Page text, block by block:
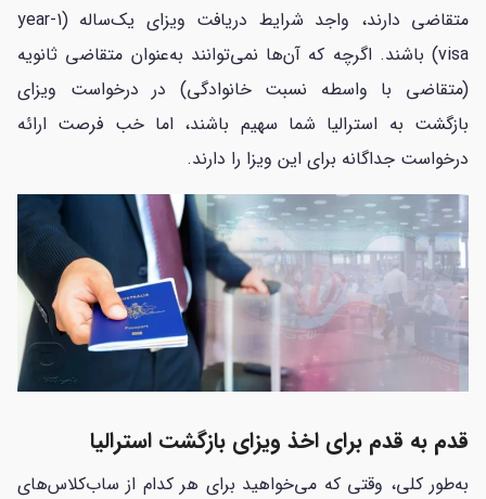
متقاضی دارند، واجد شرایط دریافت ویزای یک‌ساله (1-year
visa) باشند. اگرچه که آن‌ها نمی‌توانند به‌عنوان متقاضی ثانویه
(متقاضی با واسطه نسبت خانوادگی) در درخواست ویزای
بازگشت به استرالیا شما سهیم باشند، اما خب فرصت ارائه
درخواست جداگانه برای این ویزا را دارند.
قدم به قدم برای اخذ ویزای بازگشت استرالیا
به‌طور کلی، وقتی که می‌خواهید برای هر کدام از ساب‌کلاس‌های